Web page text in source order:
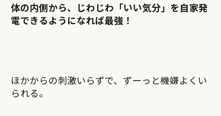
体の内側から、じわじわ「いい気分」を自家発
電できるようになれば最強！
ほかからの刺激いらずで、ずーっと機嫌よくい
られる。